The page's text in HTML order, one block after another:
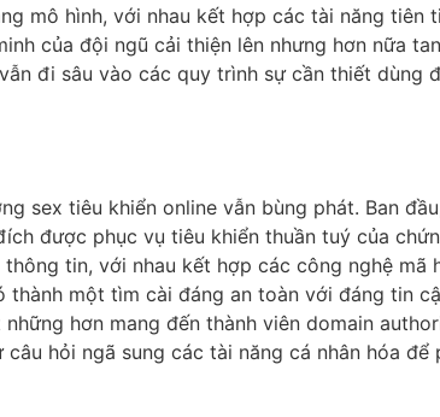
mô hình, với nhau kết hợp các tài năng
của đội ngũ cải thiện lên nhưng hơn nữa
đi sâu vào các quy trình sự cần thiết dùng
sex tiêu khiển online vẫn bùng phát. Ban
được phục vụ tiêu khiển thuần tuý của
tin, với nhau kết hợp các công nghệ
một tìm cài đáng an toàn với đáng tin
hơn mang đến thành viên domain
hỏi ngã sung các tài năng cá nhân hóa